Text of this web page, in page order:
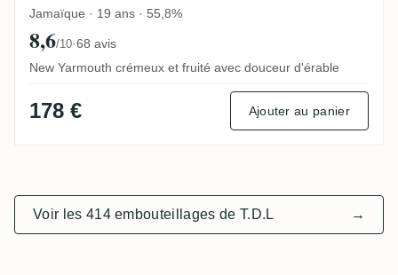
Jamaïque · 19 ans · 55,8%
8,6/10·68 avis
New Yarmouth crémeux et fruité avec douceur d'érable
178 € Ajouter au panier
Voir les 414 embouteillages de T.D.L →